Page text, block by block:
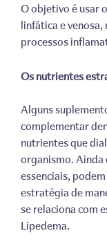
O objetivo é usar
linfática e
processos
Os nutrientes
Alguns
complementar
nutrientes que
organismo. Ainda
essenciais,
estratégia de
se relaciona com
Lipedema.